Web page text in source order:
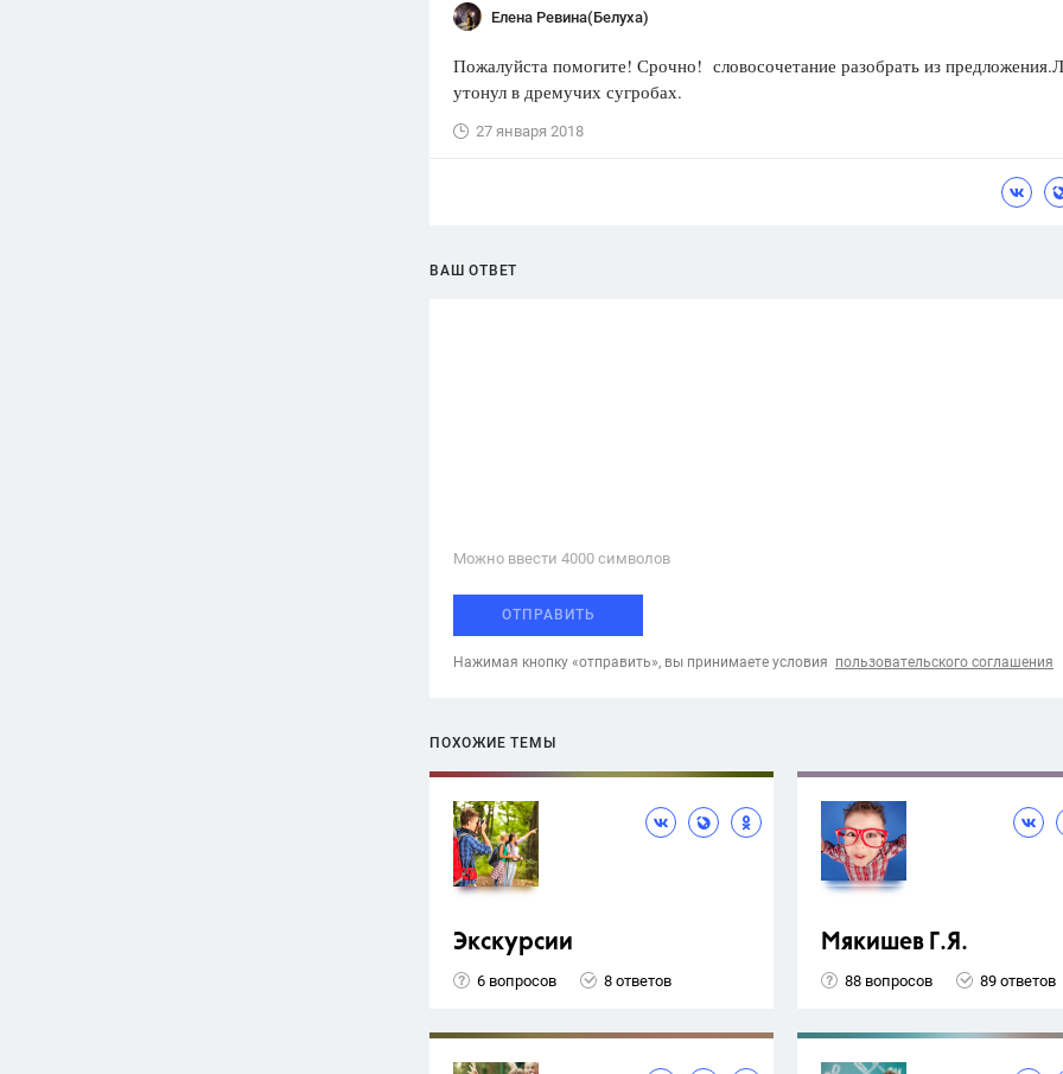
Елена Ревина(Белуха)
Пожалуйста помогите! Срочно! словосочетание разобрать из
утонул в дремучих сугробах.
27 января 2018
ВАШ ОТВЕТ
Можно ввести 4000 cимволов
ОТПРАВИТЬ
Нажимая кнопку «отправить», вы принимаете условия пользовательского соглашения
ПОХОЖИЕ ТЕМЫ
Экскурсии
6 вопросов 8 ответов
Мякишев Г.Я.
88 вопросов 89 ответов